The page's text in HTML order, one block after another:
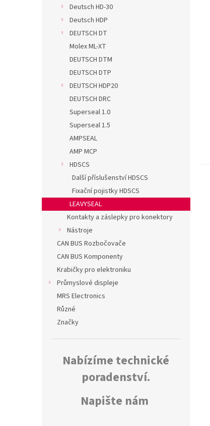
Deutsch HD-30
Deutsch HDP
DEUTSCH DT
Molex ML-XT
DEUTSCH DTM
DEUTSCH DTP
DEUTSCH HDP20
DEUTSCH DRC
Superseal 1.0
Superseal 1.5
AMPSEAL
AMP MCP
HDSCS
Další příslušenství HDSCS
Fixační pojistky HDSCS
LEAVYSEAL
Kontakty a záslepky pro konektory
Nástroje
CAN BUS Rozbočovače
CAN BUS Komponenty
Krabičky pro elektroniku
Průmyslové displeje
MRS Electronics
Různé
Značky
Nabízíme technické
poradenství.
Napište nám